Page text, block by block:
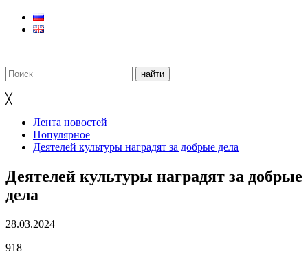
╳
Лента новостей
Популярное
Деятелей культуры наградят за добрые дела
Деятелей культуры наградят за добрые
дела
28.03.2024
918